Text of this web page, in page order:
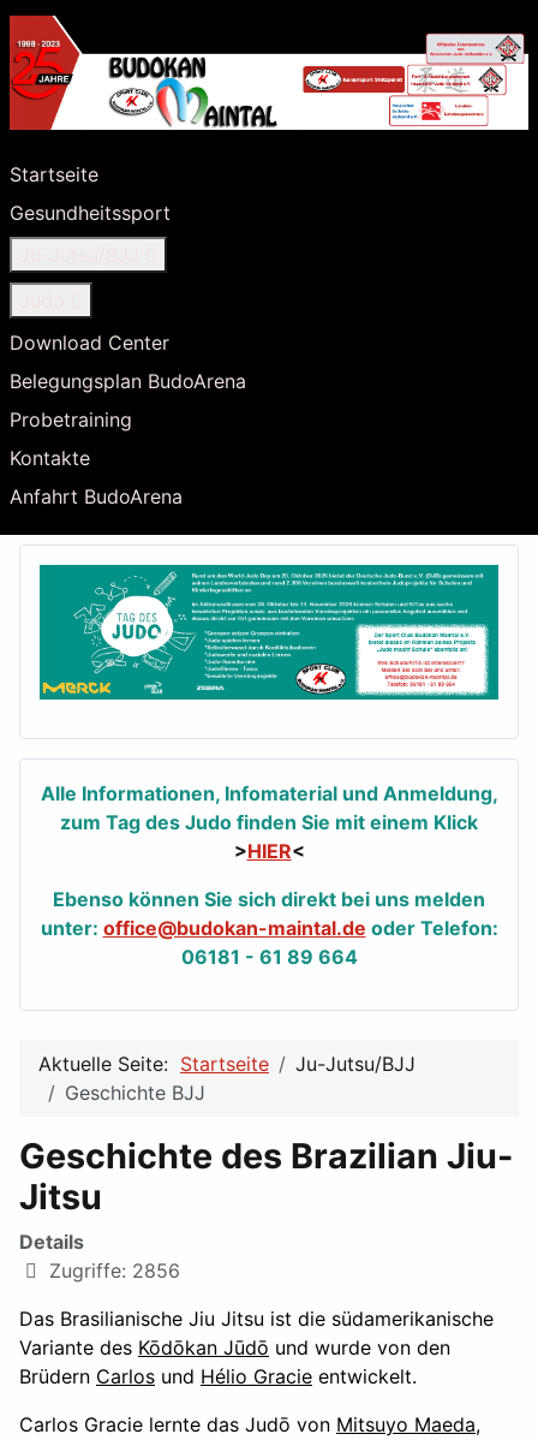
Startseite
Gesundheitssport
Download Center
Belegungsplan BudoArena
Probetraining
Kontakte
Anfahrt BudoArena
Alle Informationen, Infomaterial und Anmeldung,
zum Tag des Judo finden Sie mit einem Klick
>HIER<
Ebenso können Sie sich direkt bei uns melden
unter: office@budokan-maintal.de oder Telefon:
06181 - 61 89 664
Aktuelle Seite: Startseite
Ju-Jutsu/BJJ
Geschichte BJJ
Geschichte des Brazilian Jiu-
Jitsu
Details
Zugriffe: 2856
Das Brasilianische Jiu Jitsu ist die südamerikanische
Variante des Kōdōkan Jūdō und wurde von den
Brüdern Carlos und Hélio Gracie entwickelt.
Carlos Gracie lernte das Judō von Mitsuyo Maeda,